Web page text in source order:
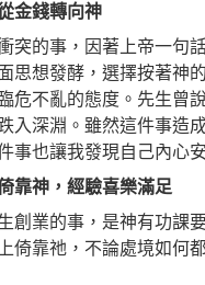
金錢轉向神
突的事，因著上帝一句
思想發酵，選擇按著神
危不亂的態度。先生曾
入深淵。雖然這件事造
事也讓我發現自己內心
靠神，經驗喜樂滿足
創業的事，是神有功課
倚靠祂，不論處境如何